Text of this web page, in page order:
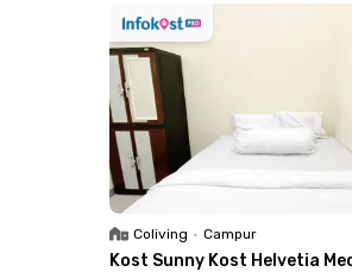
Coliving • Campur
Kost Sunny Kost Helvetia